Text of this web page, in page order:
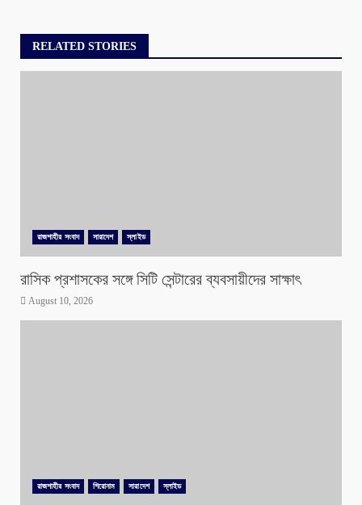
RELATED STORIES
রাজশাহীর সংবাদ সারাদেশ স্লাইড
রাসিক প্রশাসকের সঙ্গে সিটি সেন্টারের ব্যবসায়ীদের সাক্ষাৎ
August 10, 2026
রাজশাহীর সংবাদ শিরোনাম সারাদেশ স্লাইড